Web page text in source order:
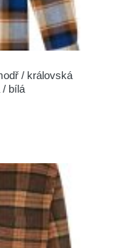
/ královská
/ bílá